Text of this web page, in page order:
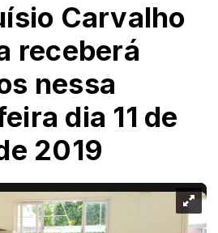
Carvalho
receberá
nessa
dia 11 de
2019